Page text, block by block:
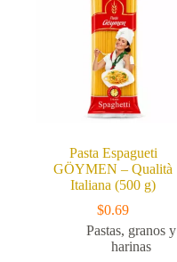
Pasta Espagueti
GÖYMEN – Qualità
Italiana (500 g)
$0.69
Pastas, granos y
harinas